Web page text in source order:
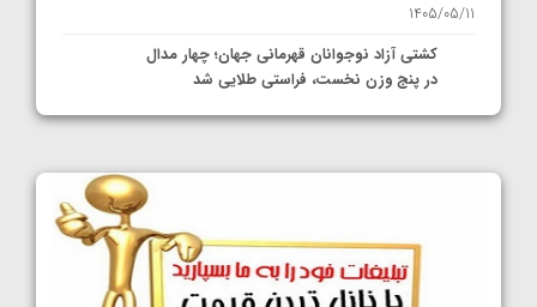
1405/05/11
کشتی آزاد نوجوانان قهرمانی جهان؛ چهار مدال
در پنج وزن نخست، فراستی طلایی شد
1405/05/11
کشتی آزاد نوجوانان جهان؛ رقبای نمایندگان
ایران مشخص شدند